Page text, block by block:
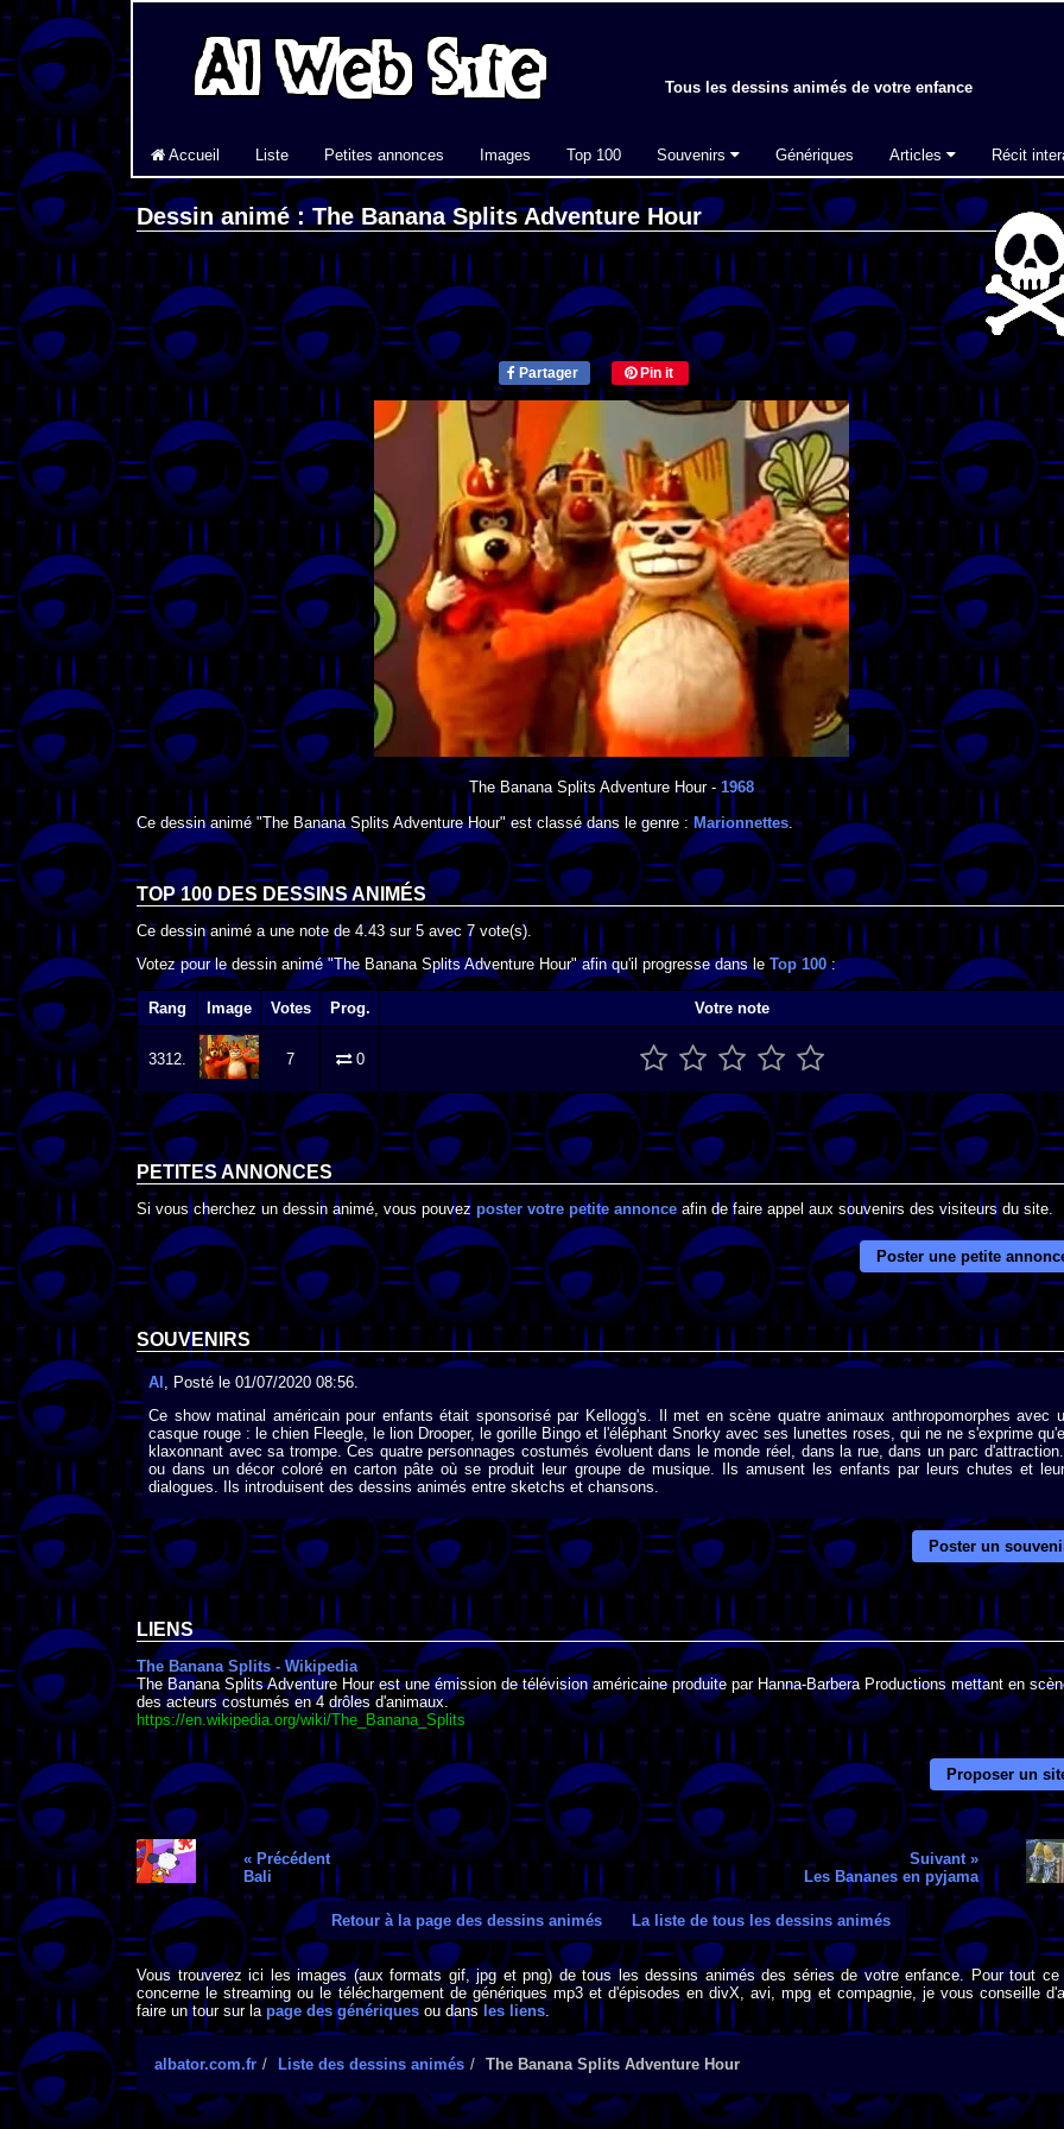
Tous les dessins animés de votre enfance
Accueil Liste Petites annonces Images Top 100 Souvenirs Génériques Articles Récit
Dessin animé : The Banana Splits Adventure Hour
Partager Pin it
The Banana Splits Adventure Hour-1968
Ce dessin animé "The Banana Splits Adventure Hour" est classé dans le genre :Marionnettes.
TOP 100 DES DESSINS ANIMÉS
Ce dessin animé a une note de 4.43 sur5 avec 7 vote(s).
Votez pour le dessin animé "The Banana Splits Adventure Hour" afin qu'il progresse dans le Top 100:
Rang Image Votes Prog. Votre note
3312. 7 0
PETITES ANNONCES
Si vous cherchez un dessin animé, vous pouvez poster votre petite annonce afin de faire appel aux souvenirs des visiteurs du site.
Poster une petite
SOUVENIRS
Al , Posté le 01/07/2020 08:56.
Ce show matinal américain pour enfants était sponsorisé par Kellogg's. Il met en scène quatre animaux anthropomorphes avec
casque rouge : le chien Fleegle, le lion Drooper, le gorille Bingo et l'éléphant Snorky avec ses lunettes roses, qui ne ne s'exprime
klaxonnant avec sa trompe. Ces quatre personnages costumés évoluent dans le monde réel, dans la rue, dans un parc
ou dans un décor coloré en carton pâte où se produit leur groupe de musique. Ils amusent les enfants par leurs chutes et
dialogues. Ils introduisent des dessins animés entre sketchs et chansons.
Poster un
LIENS
The Banana Splits - Wikipedia
The Banana Splits Adventure Hour est une émission de télévision américaine produite par Hanna-Barbera Productions mettant en
des acteurs costumés en 4 drôles d'animaux.
https://en.wikipedia.org/wiki/The_Banana_Splits
Proposer un
« Précédent
Bali
Suivant »
Les Bananes en pyjama
Retour à la page des dessins animés La liste de tous les dessins animés
Vous trouverez ici les images (aux formats gif, jpg et png) de tous les dessins animés des séries de votre enfance. Pour tout ce
concerne le streaming ou le téléchargement de génériques mp3 et d'épisodes en divX, avi, mpg et compagnie, je vous conseille
faire un tour sur la page des génériques ou dans les liens
albator.com.fr Liste des dessins animés The Banana Splits Adventure Hour